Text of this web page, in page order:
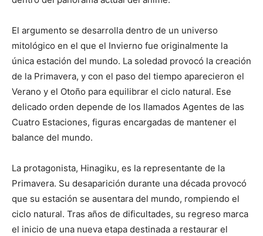
El argumento se desarrolla dentro de un universo
mitológico en el que el Invierno fue originalmente la
única estación del mundo. La soledad provocó la creación
de la Primavera, y con el paso del tiempo aparecieron el
Verano y el Otoño para equilibrar el ciclo natural. Ese
delicado orden depende de los llamados Agentes de las
Cuatro Estaciones, figuras encargadas de mantener el
balance del mundo.
La protagonista, Hinagiku, es la representante de la
Primavera. Su desaparición durante una década provocó
que su estación se ausentara del mundo, rompiendo el
ciclo natural. Tras años de dificultades, su regreso marca
el inicio de una nueva etapa destinada a restaurar el